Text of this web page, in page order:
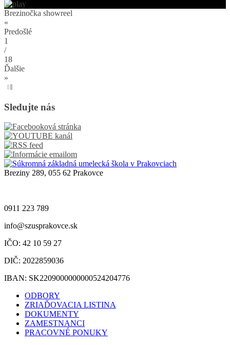
Brezinočka showreel
«
Predošlé
1
/
18
Ďalšie
»
Sledujte nás
Breziny 289, 055 62 Prakovce
0911 223 789
info@szusprakovce.sk
IČO: 42 10 59 27
DIČ: 2022859036
IBAN: SK2209000000000524204776
ODBORY
ZRIAĎOVACIA LISTINA
DOKUMENTY
ZAMESTNANCI
PRACOVNÉ PONUKY